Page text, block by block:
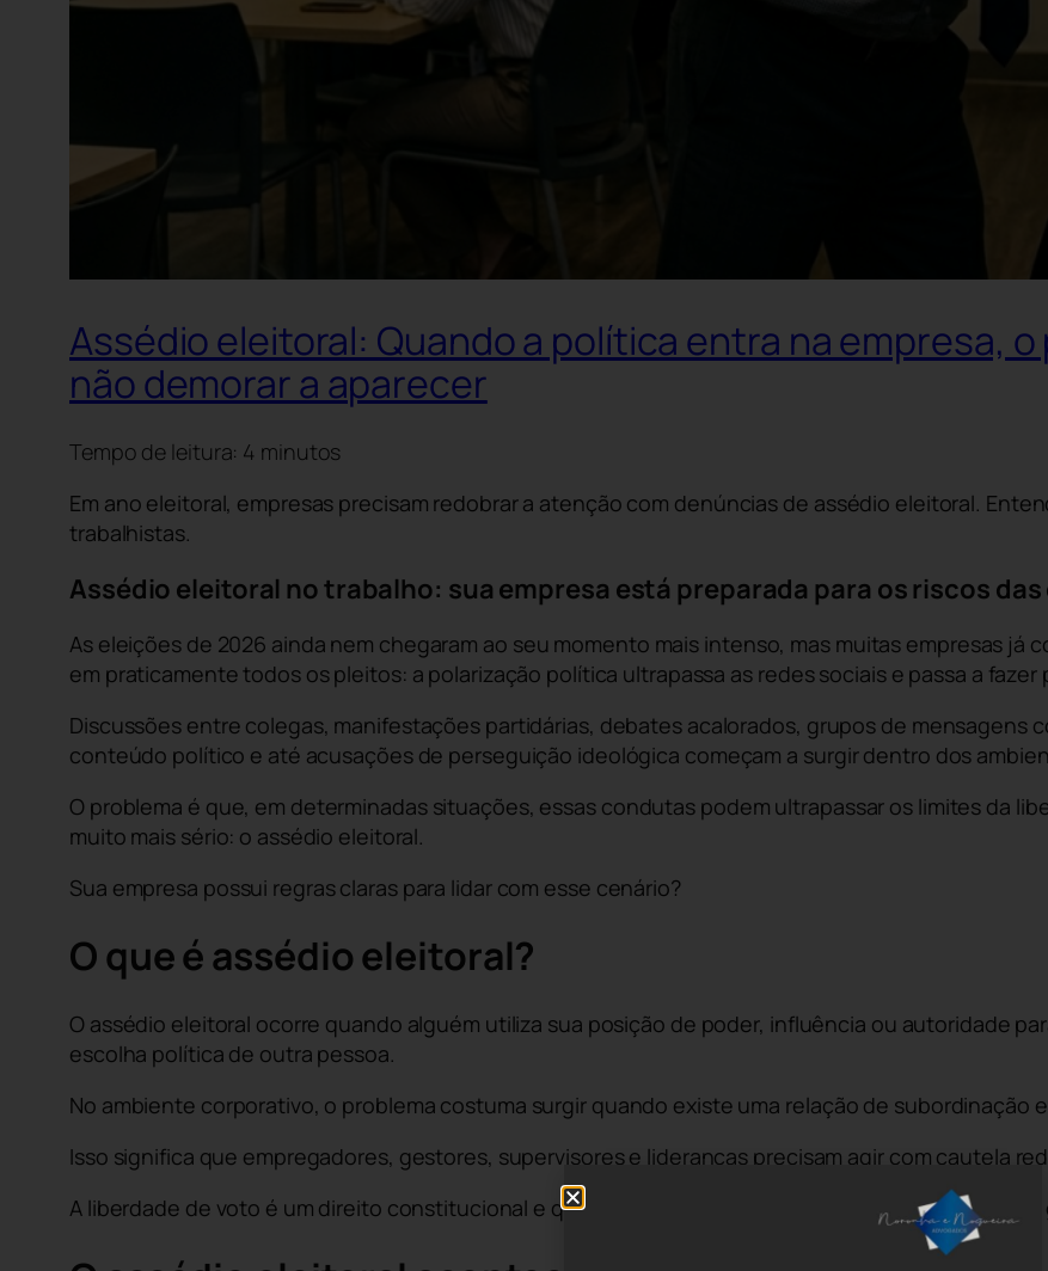
Assédio eleitoral: Quando a política entra na empresa,
não demorar a aparecer
Tempo de leitura: 4 minutos
Em ano eleitoral, empresas precisam redobrar a atenção com denúncias de assédio eleitoral.
trabalhistas.
Assédio eleitoral no trabalho: sua empresa está preparada para os riscos das
As eleições de 2026 ainda nem chegaram ao seu momento mais intenso, mas muitas empresas
em praticamente todos os pleitos: a polarização política ultrapassa as redes sociais e passa a
Discussões entre colegas, manifestações partidárias, debates acalorados, grupos de mensagens
conteúdo político e até acusações de perseguição ideológica começam a surgir dentro dos
O problema é que, em determinadas situações, essas condutas podem ultrapassar os limites da
muito mais sério: o assédio eleitoral.
Sua empresa possui regras claras para lidar com esse cenário?
O que é assédio eleitoral?
O assédio eleitoral ocorre quando alguém utiliza sua posição de poder, influência ou autoridade
escolha política de outra pessoa.
No ambiente corporativo, o problema costuma surgir quando existe uma relação de subordinação
Isso significa que empregadores, gestores, supervisores e lideranças precisam agir com cautela
A liberdade de voto é um direito constitucional e qualquer tentativa de interferência indevida